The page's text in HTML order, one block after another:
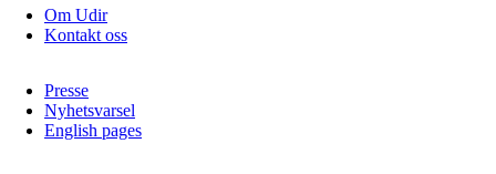
Om Udir
Kontakt oss
Presse
Nyhetsvarsel
English pages